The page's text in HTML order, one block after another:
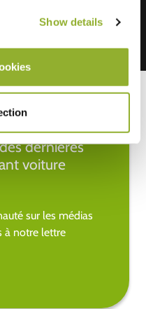
Show details
dernières
voiture
sur les médias
à notre lettre